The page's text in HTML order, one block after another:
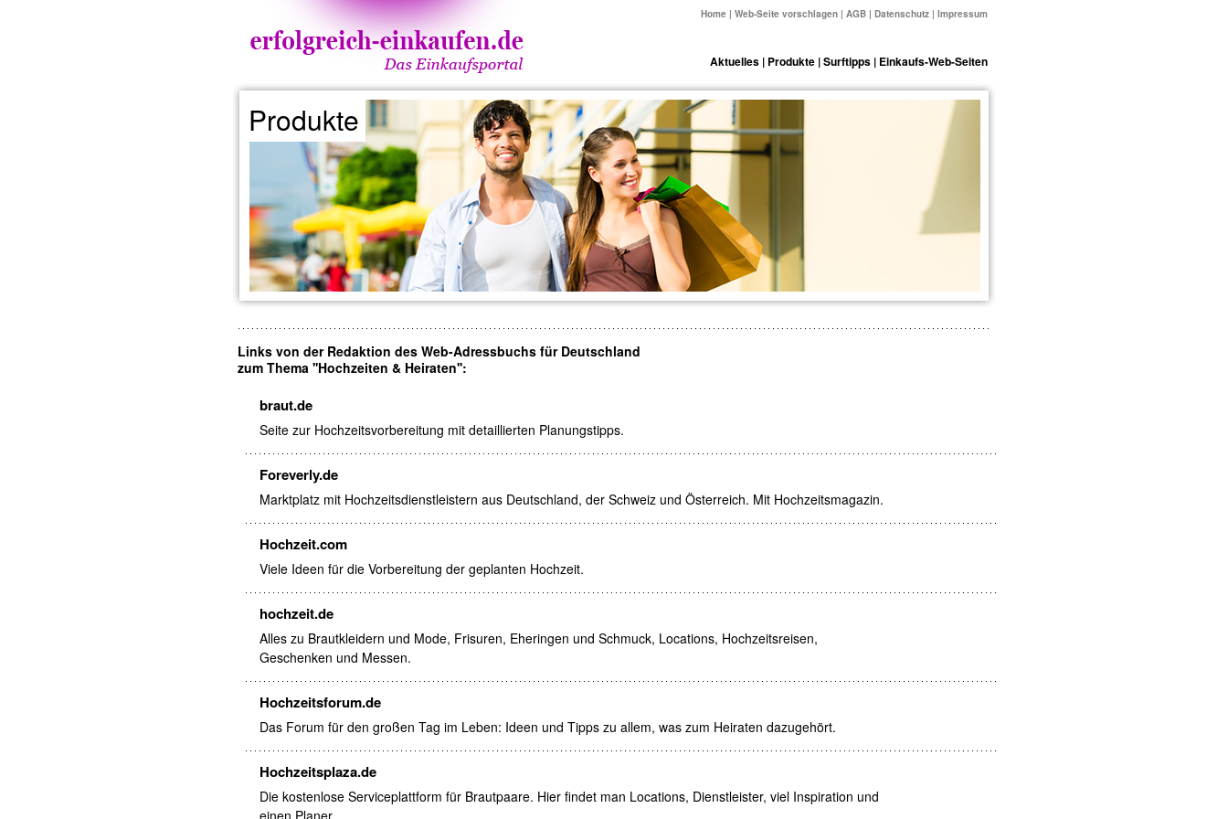
Home | Web-Seite vorschlagen| AGB| Datenschutz| Impressum
Aktuelles| Produkte|Surftipps| Einkaufs-Web-Seiten
Produkte
Links von der Redaktion des Web-Adressbuchs für Deutschland
zum Thema ''Hochzeiten & Heiraten'':
braut.de
Seite zur Hochzeitsvorbereitung mit detaillierten Planungstipps.
Foreverly.de
Marktplatz mit Hochzeitsdienstleistern aus Deutschland, der Schweiz und Österreich. Mit Hochzeitsmagazin.
Hochzeit.com
Viele Ideen für die Vorbereitung der geplanten Hochzeit.
hochzeit.de
Alles zu Brautkleidern und Mode, Frisuren, Eheringen und Schmuck, Locations, Hochzeitsreisen,
Geschenken und Messen.
Hochzeitsforum.de
Das Forum für den großen Tag im Leben: Ideen und Tipps zu allem, was zum Heiraten dazugehört.
Hochzeitsplaza.de
Die kostenlose Serviceplattform für Brautpaare. Hier findet man Locations, Dienstleister, viel Inspiration und
einen Planer.